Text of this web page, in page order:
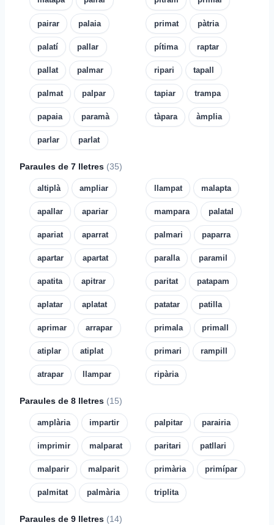
pairar palaia
palatí pallar
pallat palmar
palmat palpar
papaia paramà
parlar parlat
primat pàtria
pítima raptar
ripari tapall
tapiar trampa
tàpara àmplia
Paraules de 7 lletres (35)
altiplà ampliar
apallar apariar
apariat aparrat
apartar apartat
apatita apitrar
aplatar aplatat
aprimar arrapar
atiplar atiplat
atrapar llampar
llampat malapta
mampara palatal
palmari paparra
paralla paramil
paritat patapam
patatar patilla
primala primall
primari rampill
ripària
Paraules de 8 lletres (15)
amplària impartir
imprimir malparat
malparir malparit
palmitat palmària
palpitar parairia
paritari patllari
primària primípar
triplita
Paraules de 9 lletres (14)